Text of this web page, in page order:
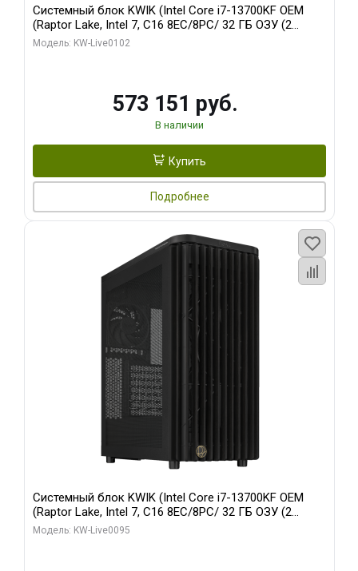
Системный блок KWIK (Intel Core i7-13700KF OEM
(Raptor Lake, Intel 7, C16 8EC/8PC/ 32 ГБ ОЗУ (2
модуля)/ Afox RTX4090 24GB GDDR6X 384-Bit 3xDP
Модель: KW-Live0102
573 151 руб.
В наличии
Купить
Подробнее
Системный блок KWIK (Intel Core i7-13700KF OEM
(Raptor Lake, Intel 7, C16 8EC/8PC/ 32 ГБ ОЗУ (2
модуля)/ Afox RTX4090 24GB GDDR6X 384-Bit 3xDP
Модель: KW-Live0095